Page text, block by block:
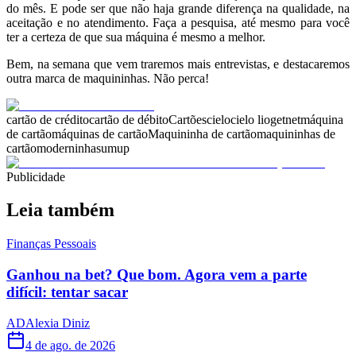
do mês. E pode ser que não haja grande diferença na qualidade, na
aceitação e no atendimento. Faça a pesquisa, até mesmo para você
ter a certeza de que sua máquina é mesmo a melhor.
Bem, na semana que vem traremos mais entrevistas, e destacaremos
outra marca de maquininhas. Não perca!
cartão de créditocartão de débitoCartõescielocielo liogetnetmáquina
de cartãomáquinas de cartãoMaquininha de cartãomaquininhas de
cartãomoderninhasumup
Publicidade
Leia também
Finanças Pessoais
Ganhou na bet? Que bom. Agora vem a parte
difícil: tentar sacar
ADAlexia Diniz
4 de ago. de 2026